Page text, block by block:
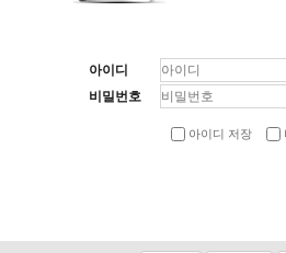
아이디
비밀번호
아이디 저장